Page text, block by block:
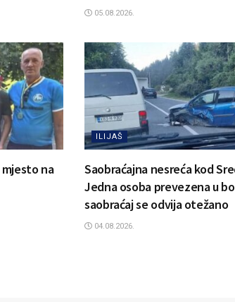
05.08.2026.
na
ILIJAŠ
Saobraćajna nesreća kod
Jedna osoba prevezena u
saobraćaj se odvija otežano
04.08.2026.